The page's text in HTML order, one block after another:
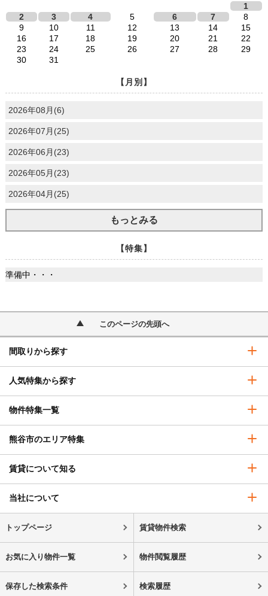
1
2
3 4 5 6 7
8
9
10 11 12 13 14
15
16
17 18 19 20 21
22
23
24 25 26 27 28
29
30
31
【月別】
2026年08月(6)
2026年07月(25)
2026年06月(23)
2026年05月(23)
2026年04月(25)
もっとみる
【特集】
準備中・・・
このページの先頭へ
間取りから探す
人気特集から探す
物件特集一覧
熊谷市のエリア特集
賃貸について知る
当社について
トップページ 賃貸物件検索
お気に入り物件一覧 物件閲覧履歴
保存した検索条件 検索履歴